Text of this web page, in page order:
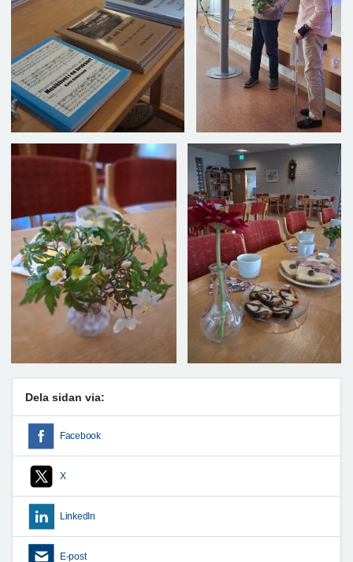
Dela sidan via:
Facebook
X
LinkedIn
E-post